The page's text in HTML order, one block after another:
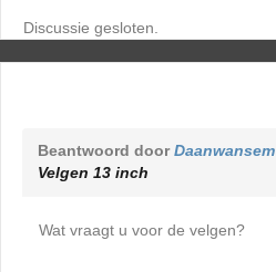
Discussie gesloten.
Beantwoord doorDaanwansem
Velgen 13 inch
Wat vraagt u voor de velgen?